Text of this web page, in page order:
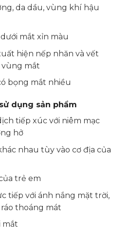
da dầu, vùng khí hậu
mắt xỉn màu
hiện nếp nhăn và vết
mắt
bọng mắt nhiều
dụng sản phẩm
tiếp xúc với niêm mạc
hở
nhau tùy vào cơ địa của
trẻ em
tiếp với ánh nắng mặt trời,
thoáng mát
mắt